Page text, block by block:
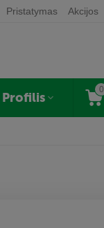
Pristatymas Akcijos
0
Profilis